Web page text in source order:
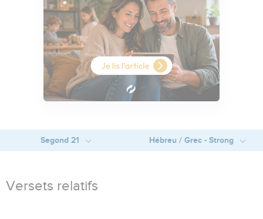
Segond 21 Hébreu / Grec - Strong
Versets relatifs